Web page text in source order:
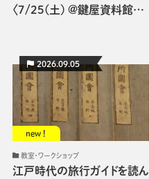
〈7/25(土) @鍵屋資料館…
new !
江戸時代の旅行ガイドを読ん
2026.09.05
教室・ワークショップ